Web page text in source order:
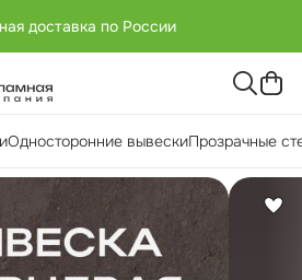
доставка по России
доставка по России
Односторонние вывескиПрозрачные